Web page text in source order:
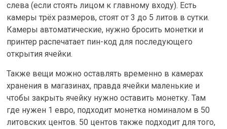
слева (если стоять лицом к главному входу). Есть
камеры трёх размеров, стоят от 3 до 5 литов в сутки.
Камеры автоматические, нужно бросить монетки и
принтер распечатает пин-код для последующего
открытия ячейки.
Также вещи можно оставлять временно в камерах
хранения в магазинах, правда ячейки маленькие и
чтобы закрыть ячейку нужно оставить монетку. Там
где нужен 1 евро, подходит монетка номиналом в 50
литовских центов. 50 центов также подходит для того,